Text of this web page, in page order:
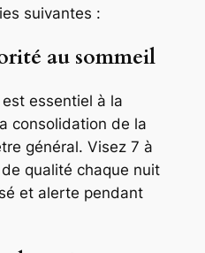
suivantes :
au sommeil
essentiel à la
consolidation de la
général. Visez 7 à
qualité chaque nuit
et alerte pendant